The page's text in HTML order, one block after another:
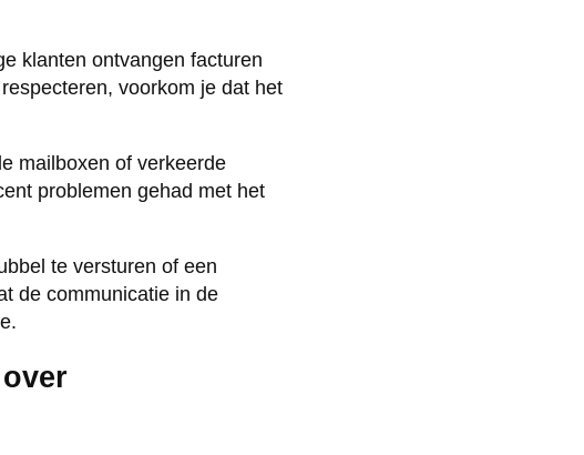
klanten ontvangen facturen
voorkom je dat het
mailboxen of verkeerde
problemen gehad met het
te versturen of een
de communicatie in de